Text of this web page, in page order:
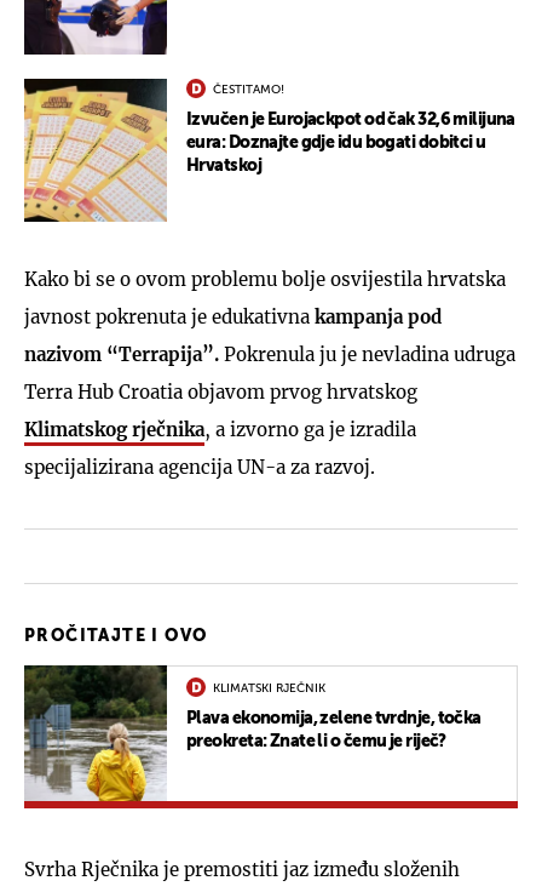
ČESTITAMO!
Izvučen je Eurojackpot od čak 32,6 milijuna
eura: Doznajte gdje idu bogati dobitci u
Hrvatskoj
Kako bi se o ovom problemu bolje osvijestila hrvatska
javnost pokrenuta je edukativna kampanja pod
nazivom “Terrapija”. Pokrenula ju je nevladina udruga
Terra Hub Croatia objavom prvog hrvatskog
Klimatskog rječnika, a izvorno ga je izradila
specijalizirana agencija UN-a za razvoj.
PROČITAJTE I OVO
KLIMATSKI RJEČNIK
Plava ekonomija, zelene tvrdnje, točka
preokreta: Znate li o čemu je riječ?
Svrha Rječnika je premostiti jaz između složenih